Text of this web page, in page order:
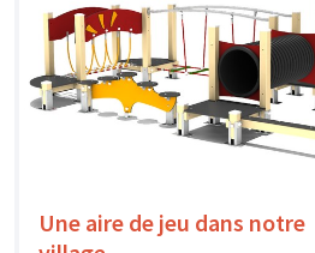
Une aire de jeu dans notre